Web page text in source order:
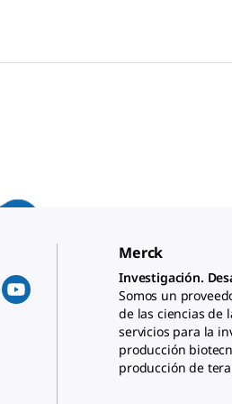
Merck
Investigación.
Somos un
de las ciencias de
servicios para la
producción
producción de